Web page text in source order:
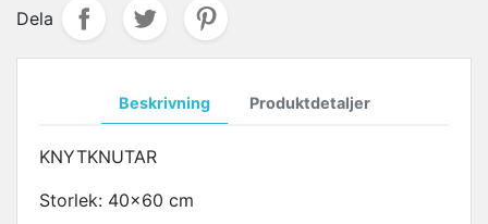
Dela
Beskrivning Produktdetaljer
KNYTKNUTAR
Storlek: 40x60 cm